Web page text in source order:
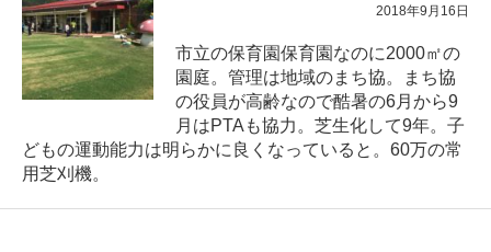
2018年9月16日
市立の保育園保育園なのに2000㎡の
園庭。管理は地域のまち協。まち協
の役員が高齢なので酷暑の6月から9
月はPTAも協力。芝生化して9年。子
どもの運動能力は明らかに良くなっていると。60万の常
用芝刈機。